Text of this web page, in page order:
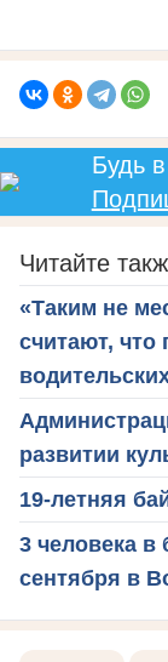
Будь
Читайте
«Таким не
считают,
развитии
19-летняя
3 человека в
сентября в